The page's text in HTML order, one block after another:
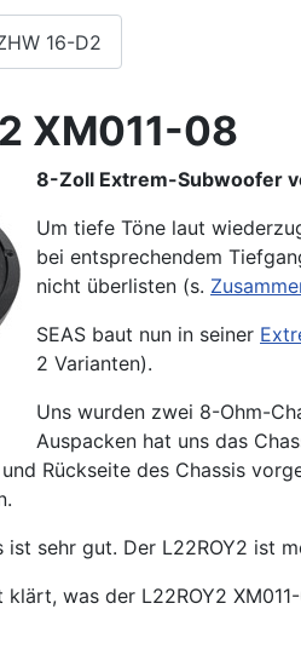
16-D2
XM011-08
8-Zoll Extrem-Subwoofer
Um tiefe Töne laut
bei entsprechendem
nicht überlisten (s.
SEAS baut nun in seiner
2 Varianten).
Uns wurden zwei 8-Ohm-
Auspacken hat uns das
Rückseite des Chassis
ist sehr gut. Der L22ROY2 ist
was der L22ROY2